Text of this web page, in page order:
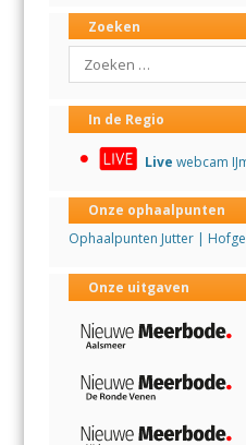
Zoeken
Search
In de Regio
Live webcam
Onze ophaalpunten
Ophaalpunten Jutter |
Onze uitgaven